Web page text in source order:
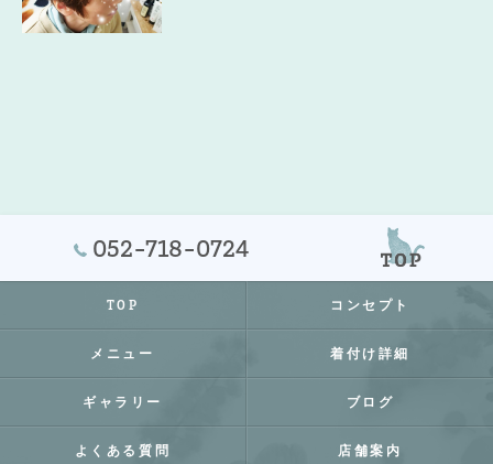
052-718-0724
TOP コンセプト
メニュー 着付け詳細
ギャラリー ブログ
よくある質問 店舗案内